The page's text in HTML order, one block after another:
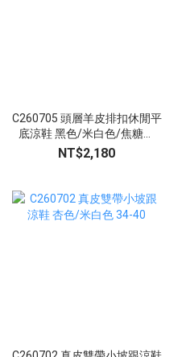
C260705 頭層羊皮排扣休閒平
底涼鞋 黑色/米白色/焦糖咖
34-40
NT$2,180